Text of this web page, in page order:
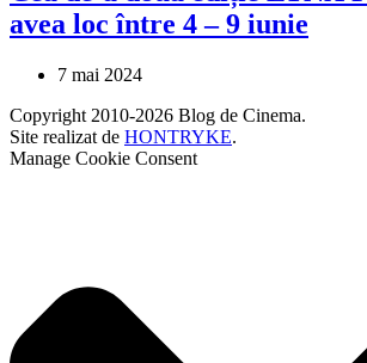
avea loc între 4 – 9 iunie
7 mai 2024
Copyright 2010-2026 Blog de Cinema.
Site realizat de HONTRYKE.
Manage Cookie Consent